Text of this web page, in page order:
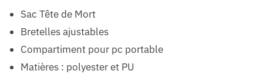
Sac Tête de Mort
Bretelles ajustables
Compartiment pour pc portable
Matières : polyester et PU